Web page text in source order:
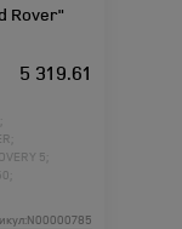
Rover"
5 319.61
5;